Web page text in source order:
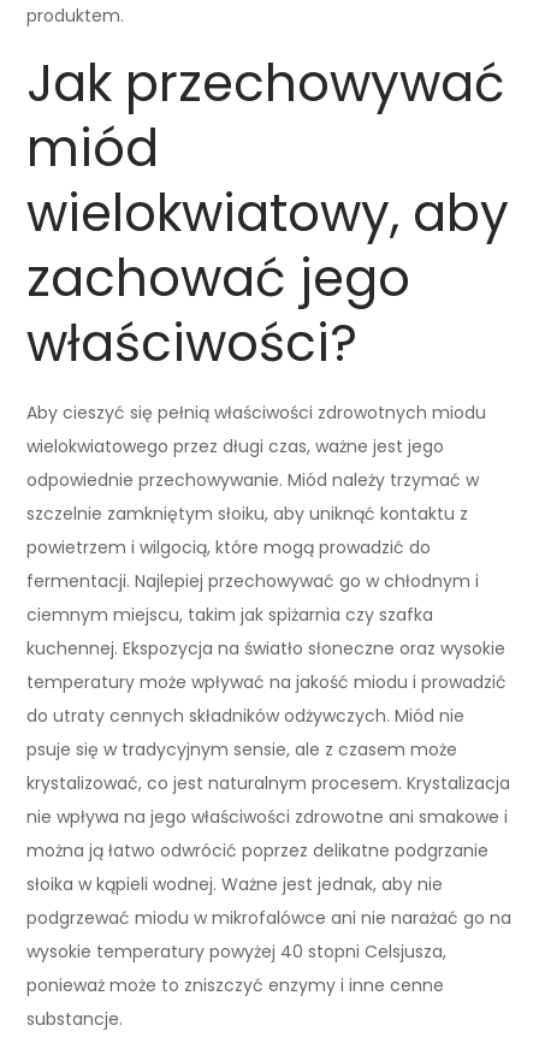
produktem.
Jak przechowywać
miód
wielokwiatowy, aby
zachować jego
właściwości?
Aby cieszyć się pełnią właściwości zdrowotnych miodu
wielokwiatowego przez długi czas, ważne jest jego
odpowiednie przechowywanie. Miód należy trzymać w
szczelnie zamkniętym słoiku, aby uniknąć kontaktu z
powietrzem i wilgocią, które mogą prowadzić do
fermentacji. Najlepiej przechowywać go w chłodnym i
ciemnym miejscu, takim jak spiżarnia czy szafka
kuchennej. Ekspozycja na światło słoneczne oraz wysokie
temperatury może wpływać na jakość miodu i prowadzić
do utraty cennych składników odżywczych. Miód nie
psuje się w tradycyjnym sensie, ale z czasem może
krystalizować, co jest naturalnym procesem. Krystalizacja
nie wpływa na jego właściwości zdrowotne ani smakowe i
można ją łatwo odwrócić poprzez delikatne podgrzanie
słoika w kąpieli wodnej. Ważne jest jednak, aby nie
podgrzewać miodu w mikrofalówce ani nie narażać go na
wysokie temperatury powyżej 40 stopni Celsjusza,
ponieważ może to zniszczyć enzymy i inne cenne
substancje.